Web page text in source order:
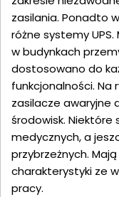
zasilania. Ponadto
różne systemy
w budynkach
dostosowano do
funkcjonalności. Na
zasilacze awaryjne
środowisk. Niektóre
medycznych, a
przybrzeżnych.
charakterystyki ze
pracy.